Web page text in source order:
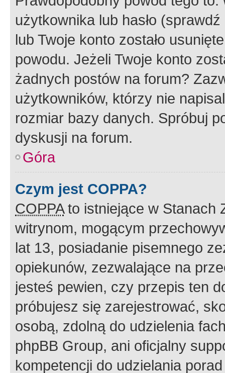
użytkownika lub hasło
lub Twoje konto zostało
powodu. Jeżeli Twoje konto
żadnych postów na forum?
użytkowników, którzy nie
rozmiar bazy danych. Spróbuj
dyskusji na forum.
Góra
Czym jest COPPA?
COPPAto istniejące w Stanach
witrynom, mogącym
lat 13, posiadanie pisemnego
opiekunów, zezwalające na
jesteś pewien, czy przepis ten
próbujesz się zarejestrować,
osobą, zdolną do udzielenia
phpBB Group, ani oficjalny
kompetencji do udzielania